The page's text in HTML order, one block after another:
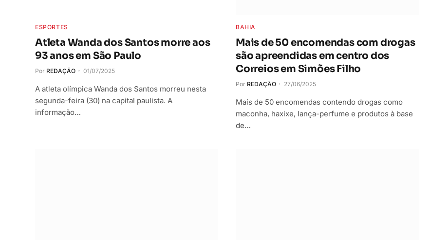
ESPORTES
Atleta Wanda dos Santos morre aos
93 anos em São Paulo
Por REDAÇÃO 01/07/2025
A atleta olímpica Wanda dos Santos morreu nesta
segunda-feira (30) na capital paulista. A
informação…
BAHIA
Mais de 50 encomendas com drogas
são apreendidas em centro dos
Correios em Simões Filho
Por REDAÇÃO 27/06/2025
Mais de 50 encomendas contendo drogas como
maconha, haxixe, lança-perfume e produtos à base
de…